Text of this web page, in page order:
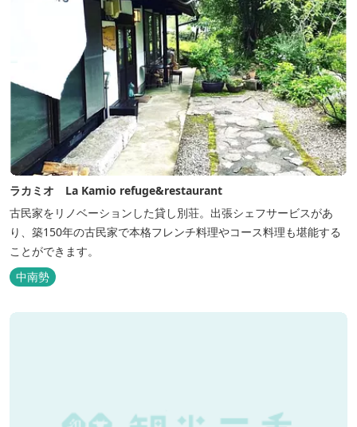
ラカミオ La Kamio refuge&restaurant
古民家をリノベーションした貸し別荘。出張シェフサービスがあ
り、築150年の古民家で本格フレンチ料理やコース料理も堪能する
ことができます。
中南勢